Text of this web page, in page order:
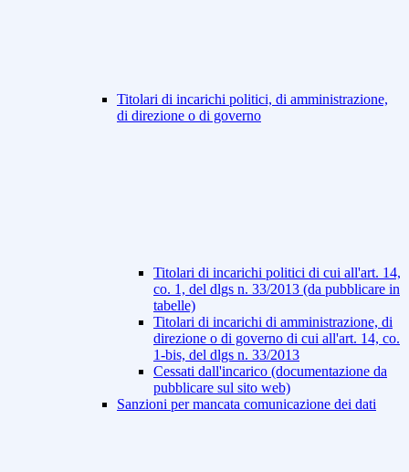
Titolari di incarichi politici, di amministrazione,
di direzione o di governo
Titolari di incarichi politici di cui all'art. 14,
co. 1, del dlgs n. 33/2013 (da pubblicare in
tabelle)
Titolari di incarichi di amministrazione, di
direzione o di governo di cui all'art. 14, co.
1-bis, del dlgs n. 33/2013
Cessati dall'incarico (documentazione da
pubblicare sul sito web)
Sanzioni per mancata comunicazione dei dati